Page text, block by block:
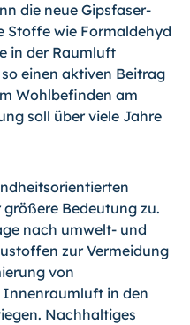
die neue Gipsfaser-
Stoffe wie Formaldehyd
in der Raumluft
einen aktiven Beitrag
Wohlbefinden am
soll über viele Jahre
Bedeutung zu.
nach umwelt- und
zur Vermeidung
von
Innenraumluft in den
Nachhaltiges